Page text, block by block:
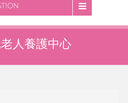
人養護中心